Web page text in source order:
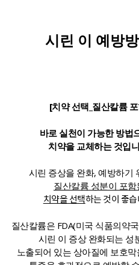
시린 이 예방
[치약 선택_질산칼륨
바로 실천이 가능한 방법
치약을 교체하는 것입
시린 증상을 완화, 예방하기
질산칼륨 성분이 포함
치약을 선택하는 것이 좋
질산칼륨은 FDA(미국 식품의약
시린 이 증상 완화되는 성
노출되어 있는 상아질에 보호막